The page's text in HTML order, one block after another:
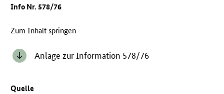
Info Nr. 578/76
Zum Inhalt springen
Anlage zur Information 578/76
Quelle